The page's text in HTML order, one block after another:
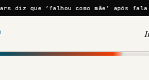
‘falhou como mãe’ após fala do filho